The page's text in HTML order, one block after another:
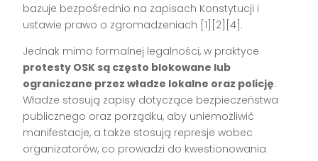
bazuje bezpośrednio na zapisach Konstytucji i
ustawie prawo o zgromadzeniach [1][2][4] .
Jednak mimo formalnej legalności, w praktyce
protesty OSK są często blokowane lub
ograniczane przez władze lokalne oraz policję.
Władze stosują zapisy dotyczące bezpieczeństwa
publicznego oraz porządku, aby uniemożliwić
manifestacje, a także stosują represje wobec
organizatorów, co prowadzi do kwestionowania